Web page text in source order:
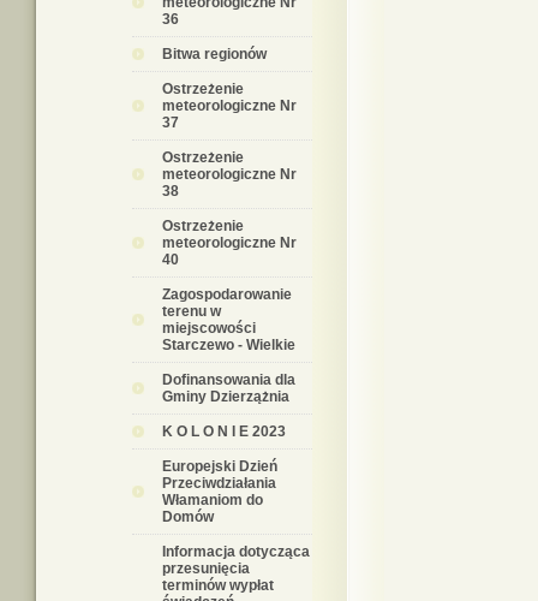
36
Bitwa regionów
Ostrzeżenie
meteorologiczne Nr
37
Ostrzeżenie
meteorologiczne Nr
38
Ostrzeżenie
meteorologiczne Nr
40
Zagospodarowanie
terenu w
miejscowości
Starczewo - Wielkie
Dofinansowania dla
Gminy Dzierzążnia
K O L O N I E 2023
Europejski Dzień
Przeciwdziałania
Włamaniom do
Domów
Informacja dotycząca
przesunięcia
terminów wypłat